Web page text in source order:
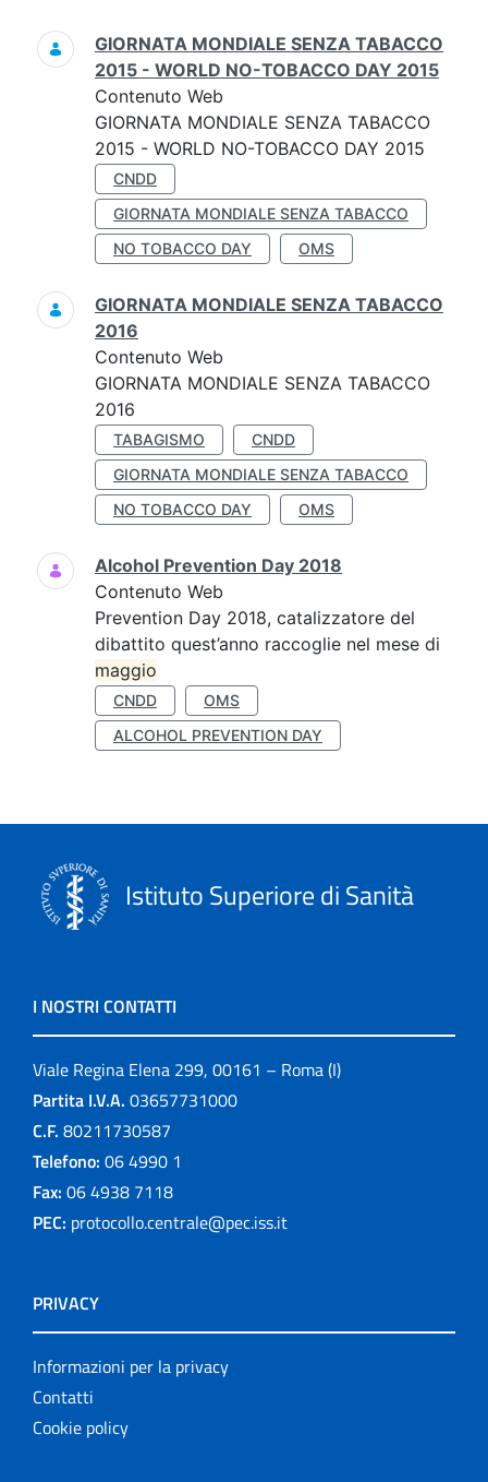
Ricerca
GIORNATA MONDIALE SENZA TABACCO
2015 - WORLD NO-TOBACCO DAY 2015
Contenuto Web
GIORNATA MONDIALE SENZA TABACCO
2015 - WORLD NO-TOBACCO DAY 2015
CNDD
GIORNATA MONDIALE SENZA TABACCO
NO TOBACCO DAY
OMS
GIORNATA MONDIALE SENZA TABACCO
2016
Contenuto Web
GIORNATA MONDIALE SENZA TABACCO
2016
TABAGISMO
CNDD
GIORNATA MONDIALE SENZA TABACCO
NO TOBACCO DAY
OMS
Alcohol Prevention Day 2018
Contenuto Web
Prevention Day 2018, catalizzatore del
dibattito quest’anno raccoglie nel mese di
maggio
CNDD
OMS
ALCOHOL PREVENTION DAY
Istituto Superiore di Sanità
I NOSTRI CONTATTI
Viale Regina Elena 299, 00161 – Roma (I)
Partita I.V.A. 03657731000
C.F. 80211730587
Telefono: 06 4990 1
Fax: 06 4938 7118
PEC: protocollo.centrale@pec.iss.it
PRIVACY
Informazioni per la privacy
Contatti
Cookie policy